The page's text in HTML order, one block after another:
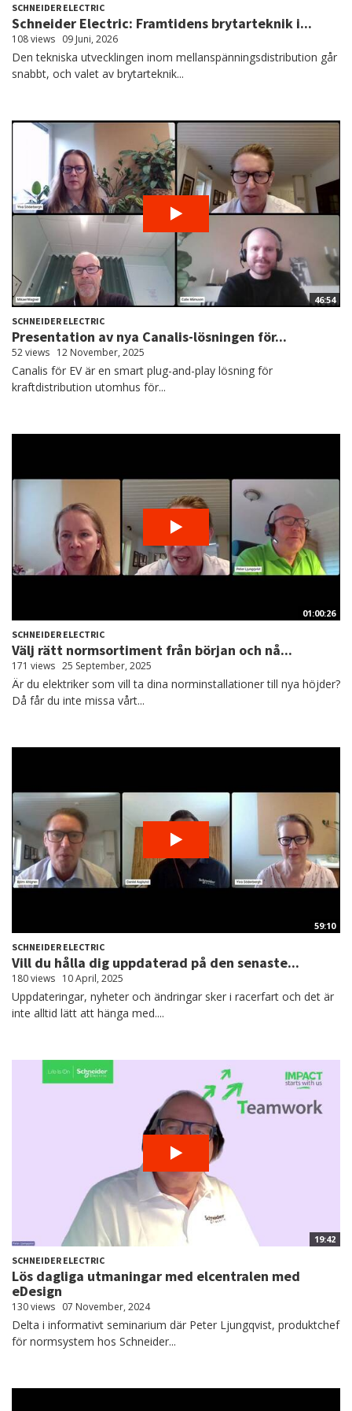
SCHNEIDER ELECTRIC
Schneider Electric: Framtidens brytarteknik i...
108 views 09 Juni, 2026
Den tekniska utvecklingen inom mellanspänningsdistribution går
snabbt, och valet av brytarteknik...
46:54
SCHNEIDER ELECTRIC
Presentation av nya Canalis-lösningen för...
52 views 12 November, 2025
Canalis för EV är en smart plug-and-play lösning för
kraftdistribution utomhus för...
01:00:26
SCHNEIDER ELECTRIC
Välj rätt normsortiment från början och nå...
171 views 25 September, 2025
Är du elektriker som vill ta dina norminstallationer till nya höjder?
Då får du inte missa vårt...
59:10
SCHNEIDER ELECTRIC
Vill du hålla dig uppdaterad på den senaste...
180 views 10 April, 2025
Uppdateringar, nyheter och ändringar sker i racerfart och det är
inte alltid lätt att hänga med....
19:42
SCHNEIDER ELECTRIC
Lös dagliga utmaningar med elcentralen med
eDesign
130 views 07 November, 2024
Delta i informativt seminarium där Peter Ljungqvist, produktchef
för normsystem hos Schneider...